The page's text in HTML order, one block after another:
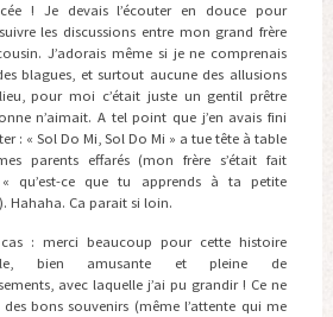
! Je devais l’écouter en douce pour
les discussions entre mon grand frère
J’adorais même si je ne comprenais
blagues, et surtout aucune des allusions
pour moi c’était juste un gentil prêtre
n’aimait. A tel point que j’en avais fini
: « Sol Do Mi, Sol Do Mi » a tue tête à table
parents effarés (mon frère s’était fait
« qu’est-ce que tu apprends à ta petite
Hahaha. Ca parait si loin.
: merci beaucoup pour cette histoire
bien amusante et pleine de
avec laquelle j’ai pu grandir ! Ce ne
bons souvenirs (même l’attente qui me